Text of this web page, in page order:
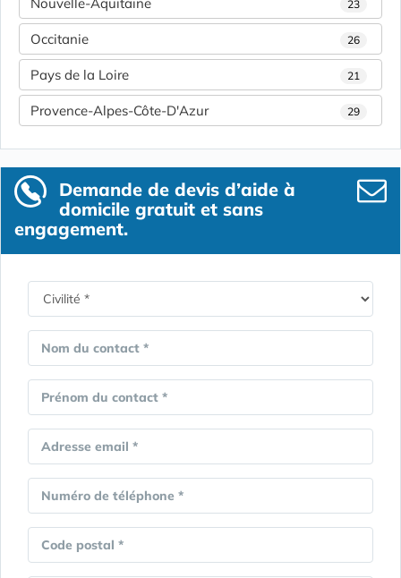
23
Occitanie 26
Pays de la Loire 21
Provence-Alpes-Côte-D'Azur 29
Demande de devis d’aide à
domicile gratuit et sans
engagement.
Nom du contact *
Prénom du contact *
Adresse email *
Numéro de téléphone *
Code postal *